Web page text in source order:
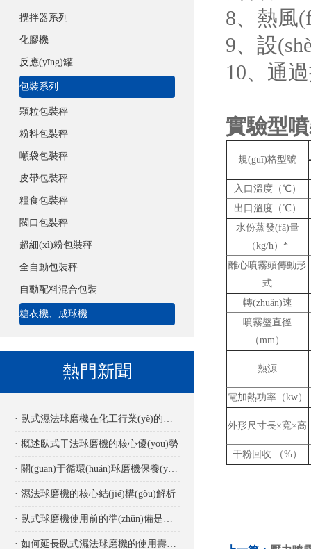
攪拌器系列
化膠機
反應(yīng)罐
包裝系列
顆粒包裝秤
粉料包裝秤
噸袋包裝秤
皮帶包裝秤
糧食包裝秤
閥口包裝秤
超細(xì)粉包裝秤
全自動包裝秤
自動配料混合包裝
糖衣機、成球機
熱門新聞
· 臥式濕法球磨機在化工行業(yè)的應(yīng)用
· 概述臥式干法球磨機的核心優(yōu)勢
· 關(guān)于循環(huán)球磨機保養(yǎng)要點詳解
· 濕法球磨機的核心結(jié)構(gòu)解析
· 臥式球磨機使用前的準(zhǔn)備是怎樣的？
· 如何延長臥式濕法球磨機的使用壽命？
8、熱
9、設
10、通
實驗型
規(guī)格型號
入口溫度（℃）
出口溫度（℃）
水份蒸發(fā)量
（kg/h）*
離心噴霧頭傳動形
式
轉(zhuǎn)速
噴霧盤直徑
（mm）
熱源
電加熱功率（kw）
外形尺寸長×寬×高
干粉回收 （%）